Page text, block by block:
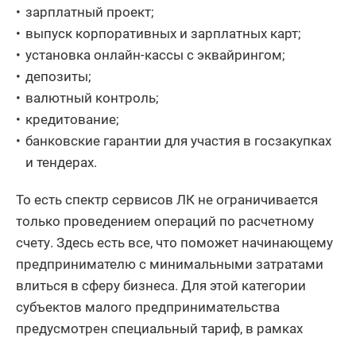
зарплатный проект;
выпуск корпоративных и зарплатных карт;
установка онлайн-кассы с эквайрингом;
депозиты;
валютный контроль;
кредитование;
банковские гарантии для участия в госзакупках
и тендерах.
То есть спектр сервисов ЛК не ограничивается
только проведением операций по расчетному
счету. Здесь есть все, что поможет начинающему
предпринимателю с минимальными затратами
влиться в сферу бизнеса. Для этой категории
субъектов малого предпринимательства
предусмотрен специальный тариф, в рамках